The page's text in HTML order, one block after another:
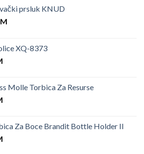
prsluk KNUD
XQ-8373
Molle Torbica Za Resurse
Za Boce Brandit Bottle Holder II